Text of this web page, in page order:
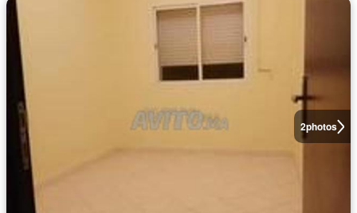
2photos